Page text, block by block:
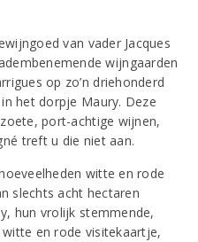
van vader Jacques
wijngaarden
op zo’n driehonderd
het dorpje Maury. Deze
port-achtige wijnen,
treft u die niet aan.
witte en rode
slechts acht hectaren
hun vrolijk stemmende,
en rode visitekaartje,